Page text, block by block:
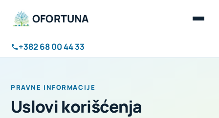
OFORTUNA
+382 68 00 44 33
PRAVNE INFORMACIJE
Uslovi korišćenja